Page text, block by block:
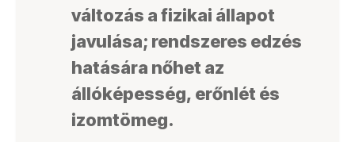
változás a fizikai állapot
javulása; rendszeres edzés
hatására nőhet az
állóképesség, erőnlét és
izomtömeg.